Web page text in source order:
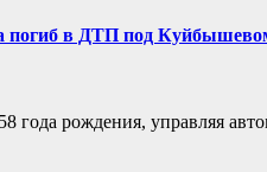
погиб в ДТП под
года рождения, управляя